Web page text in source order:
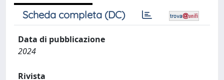
Scheda completa (DC)
Data di pubblicazione
2024
Rivista